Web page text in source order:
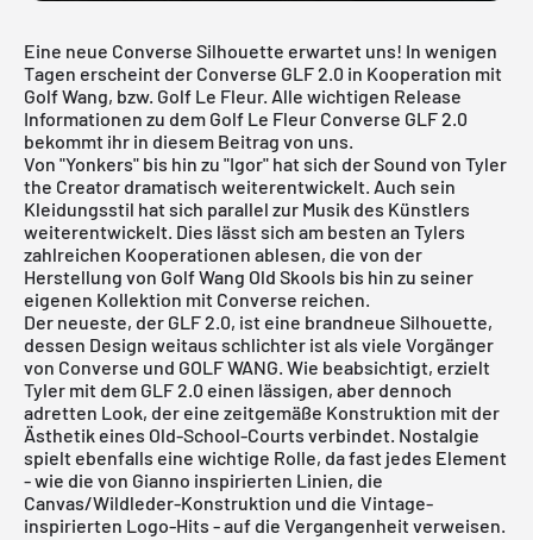
Eine neue Converse Silhouette erwartet uns! In wenigen
Tagen erscheint der Converse GLF 2.0 in Kooperation mit
Golf Wang, bzw. Golf Le Fleur. Alle wichtigen Release
Informationen zu dem Golf Le Fleur Converse GLF 2.0
bekommt ihr in diesem Beitrag von uns.
Von "Yonkers" bis hin zu "Igor" hat sich der Sound von Tyler
the Creator dramatisch weiterentwickelt. Auch sein
Kleidungsstil hat sich parallel zur Musik des Künstlers
weiterentwickelt. Dies lässt sich am besten an Tylers
zahlreichen Kooperationen ablesen, die von der
Herstellung von Golf Wang Old Skools bis hin zu seiner
eigenen Kollektion mit Converse reichen.
Der neueste, der GLF 2.0, ist eine brandneue Silhouette,
dessen Design weitaus schlichter ist als viele Vorgänger
von Converse und GOLF WANG. Wie beabsichtigt, erzielt
Tyler mit dem GLF 2.0 einen lässigen, aber dennoch
adretten Look, der eine zeitgemäße Konstruktion mit der
Ästhetik eines Old-School-Courts verbindet. Nostalgie
spielt ebenfalls eine wichtige Rolle, da fast jedes Element
- wie die von Gianno inspirierten Linien, die
Canvas/Wildleder-Konstruktion und die Vintage-
inspirierten Logo-Hits - auf die Vergangenheit verweisen.